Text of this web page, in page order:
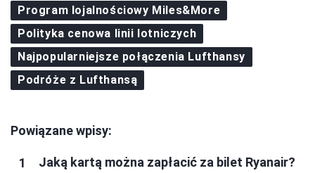
Program lojalnościowy Miles&More
Polityka cenowa linii lotniczych
Najpopularniejsze połączenia Lufthansy
Podróże z Lufthansą
Powiązane wpisy:
Jaką kartą można zapłacić za bilet Ryanair?